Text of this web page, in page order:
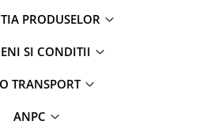
PRODUSELOR
SI CONDITII
TRANSPORT
ANPC